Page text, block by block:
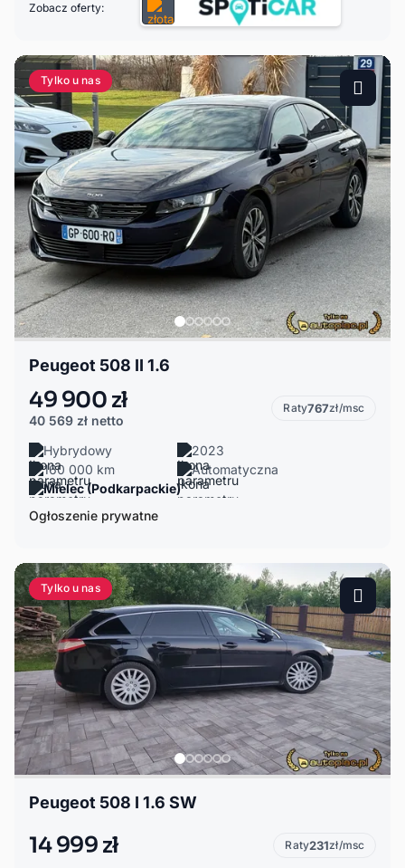
Zobacz oferty:
Tylko u nas
Peugeot 508 II 1.6
49 900 zł
40 569 zł netto
Raty767zł/msc
Hybrydowy
2023
160 000 km
Automatyczna
Mielec (Podkarpackie)
Ogłoszenie prywatne
Tylko u nas
Peugeot 508 I 1.6 SW
14 999 zł Raty231zł/msc